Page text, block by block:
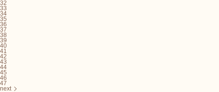
32
33
34
35
36
37
38
39
40
41
42
43
44
45
46
47
next